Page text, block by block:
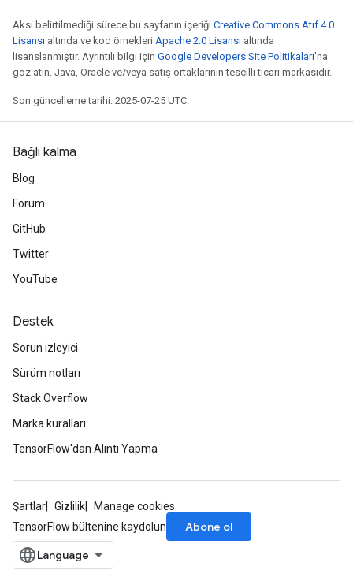
Aksi belirtilmediği sürece bu sayfanın içeriği Creative Commons Atıf 4.0
Lisansı altında ve kod örnekleri Apache 2.0 Lisansı altında
lisanslanmıştır. Ayrıntılı bilgi için Google Developers Site Politikaları'na
göz atın. Java, Oracle ve/veya satış ortaklarının tescilli ticari markasıdır.
Son güncelleme tarihi: 2025-07-25 UTC.
Bağlı kalma
Blog
Forum
GitHub
Twitter
YouTube
Destek
Sorun izleyici
Sürüm notları
Stack Overflow
Marka kuralları
TensorFlow'dan Alıntı Yapma
Şartlar Gizlilik
Manage cookies
TensorFlow bültenine kaydolun
Abone ol